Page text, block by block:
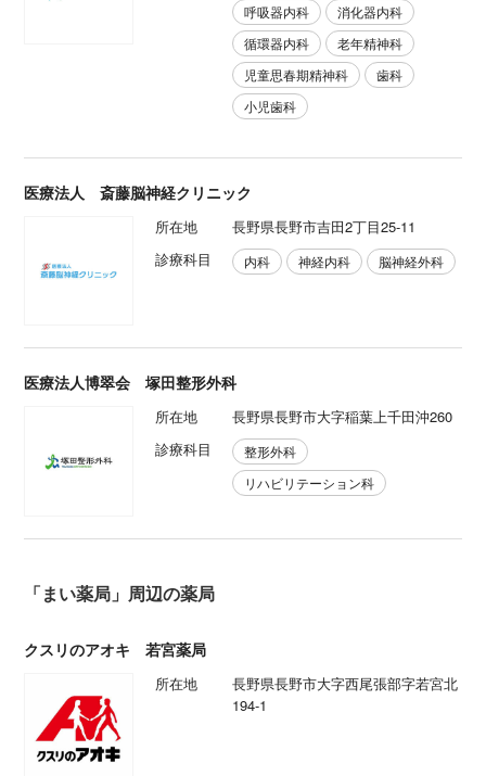
呼吸器内科
消化器内科
循環器内科
老年精神科
児童思春期精神科
歯科
小児歯科
医療法人 斎藤脳神経クリニック
所在地
長野県長野市吉田2丁目25-11
診療科目
内科 神経内科 脳神経外科
医療法人博翠会 塚田整形外科
所在地
長野県長野市大字稲葉上千田沖260
診療科目
整形外科
リハビリテーション科
「まい薬局」周辺の薬局
クスリのアオキ 若宮薬局
所在地
長野県長野市大字西尾張部字若宮北
194-1